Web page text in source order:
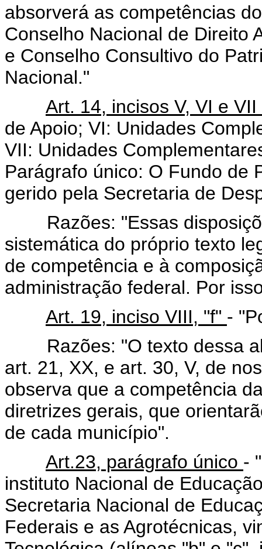
absorverá as competências
Conselho Nacional de Direito
e Conselho Consultivo do
Nacional."
Art. 14, incisos V, VI e
de Apoio; VI: Unidades
VII: Unidades
Parágrafo único: O Fundo de
gerido pela Secretaria de
Razões: "Essas
sistemática do próprio texto
de competência e à
administração federal. Por
Art. 19, inciso VIII, "f" -
Razões: "O texto dessa
art. 21, XX, e art. 30, V, de
observa que a competência
diretrizes gerais, que
de cada município".
Art.23, parágrafo único -
instituto Nacional de
Secretaria Nacional de
Federais e as Agrotécnicas,